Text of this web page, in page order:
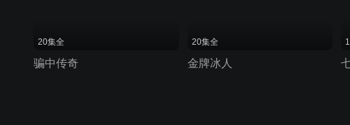
20集全
骗中传奇
20集全
金牌冰人